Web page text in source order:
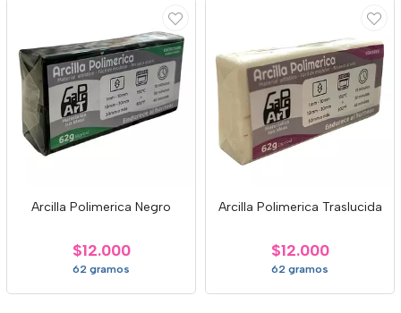
Arcilla Polimerica Negro
$12.000
62 gramos
Arcilla Polimerica Traslucida
$12.000
62 gramos